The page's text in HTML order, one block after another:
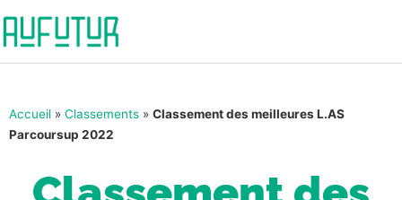
Accueil » Classements » Classement des meilleures L.AS
Parcoursup 2022